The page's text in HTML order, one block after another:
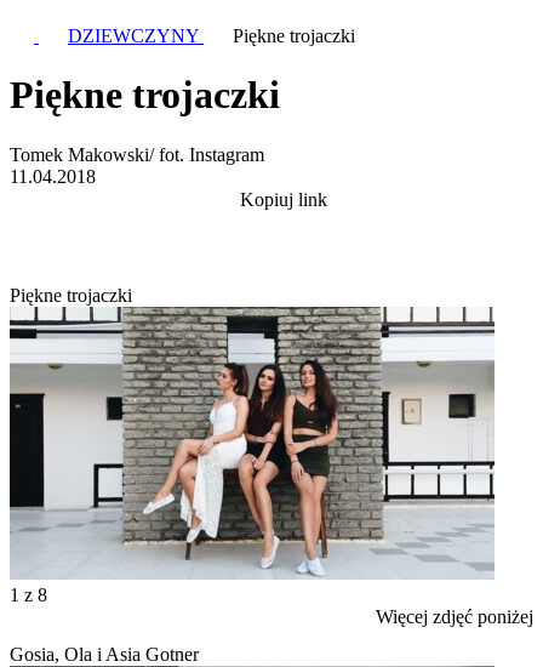
DZIEWCZYNY Piękne trojaczki
Piękne trojaczki
Tomek Makowski/ fot. Instagram
11.04.2018
Kopiuj link
Piękne trojaczki
1 z 8
Więcej zdjęć poniżej
Gosia, Ola i Asia Gotner